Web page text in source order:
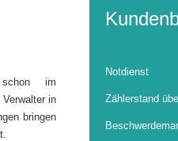
im
in
bringen
Notdienst
Zählerstand